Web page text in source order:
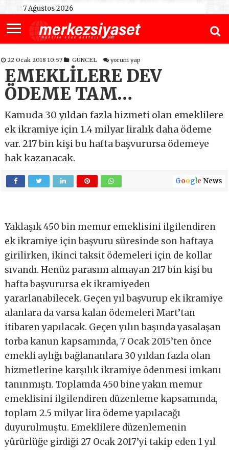
7 Ağustos 2026
22 Ocak 2018 10:57 GÜNCEL yorum yap
EMEKLİLERE DEV
ÖDEME TAM…
Kamuda 30 yıldan fazla hizmeti olan emeklilere
ek ikramiye için 1.4 milyar liralık daha ödeme
var. 217 bin kişi bu hafta başvurursa ödemeye
hak kazanacak.
Google News
Yaklaşık 450 bin memur emeklisini ilgilendiren
ek ikramiye için başvuru süresinde son haftaya
girilirken, ikinci taksit ödemeleri için de kollar
sıvandı. Henüz parasını almayan 217 bin kişi bu
hafta başvurursa ek ikramiyeden
yararlanabilecek. Geçen yıl başvurup ek ikramiye
alanlara da varsa kalan ödemeleri Mart’tan
itibaren yapılacak. Geçen yılın başında yasalaşan
torba kanun kapsamında, 7 Ocak 2015’ten önce
emekli aylığı bağlananlara 30 yıldan fazla olan
hizmetlerine karşılık ikramiye ödenmesi imkanı
tanınmıştı. Toplamda 450 bine yakın memur
emeklisini ilgilendiren düzenleme kapsamında,
toplam 2.5 milyar lira ödeme yapılacağı
duyurulmuştu. Emeklilere düzenlemenin
yürürlüğe girdiği 27 Ocak 2017’yi takip eden 1 yıl